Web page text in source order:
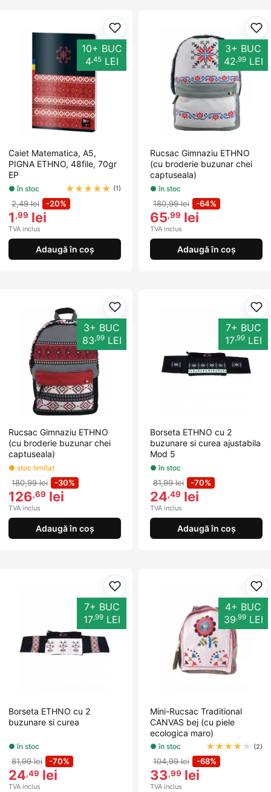
Adaugă la favorite
10+ BUC
4 ,45LEI
Caiet Matematica, A5,
PIGNA ETHNO, 48file, 70gr
EP
● în stoc ★★★★★ (1)
2,49 lei -20%
1,99 lei
TVA inclus
Adaugă în coș
3+ BUC
42 ,99LEI
Rucsac Gimnaziu ETHNO
(cu broderie buzunar chei
captuseala)
● în stoc
180,99 lei -64%
65,99 lei
TVA inclus
Adaugă în coș
Adaugă la favorite
3+ BUC
83,99LEI
Rucsac Gimnaziu ETHNO
(cu broderie buzunar chei
captuseala)
● stoc limitat
180,99 lei -30%
126,69 lei
TVA inclus
Adaugă în coș
7+ BUC
17,99LEI
Borseta ETHNO cu 2
buzunare si curea ajustabila
Mod 5
● în stoc
81,99 lei -70%
24,49 lei
TVA inclus
Adaugă în coș
Adaugă la favorite
7+ BUC
17,99LEI
Borseta ETHNO cu 2
buzunare si curea
● în stoc
81,99 lei -70%
24,49 lei
TVA inclus
4+ BUC
39,99LEI
Mini-Rucsac Traditional
CANVAS bej (cu piele
ecologica maro)
● în stoc ★★★★ ★ (2)
104,99 lei -68%
33,99 lei
TVA inclus